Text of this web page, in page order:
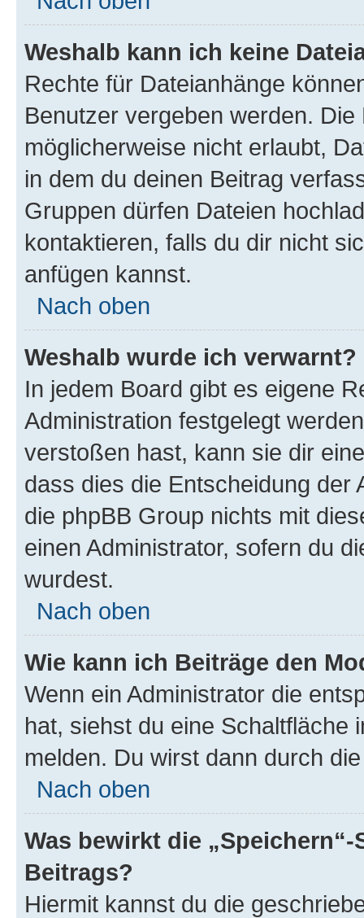
Weshalb kann ich keine
Rechte für Dateianhänge
Benutzer vergeben werden.
möglicherweise nicht erlaubt,
in dem du deinen Beitrag
Gruppen dürfen Dateien
kontaktieren, falls du dir nicht
anfügen kannst.
Nach oben
Weshalb wurde ich verwarnt?
In jedem Board gibt es eigene
Administration festgelegt
verstoßen hast, kann sie dir
dass dies die Entscheidung der
die phpBB Group nichts mit
einen Administrator, sofern du
wurdest.
Nach oben
Wie kann ich Beiträge den
Wenn ein Administrator die
hat, siehst du eine Schaltfläche
melden. Du wirst dann durch
Nach oben
Was bewirkt die
Beitrags?
Hiermit kannst du die